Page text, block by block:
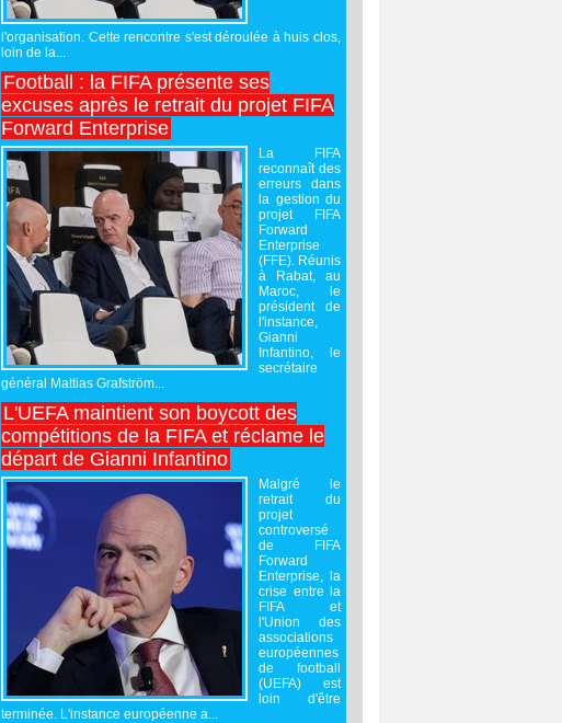
l'organisation. Cette rencontre s'est déroulée à huis clos,
loin de la...
Football : la FIFA présente ses
excuses après le retrait du projet FIFA
Forward Enterprise
La FIFA
reconnaît des
erreurs dans
la gestion du
projet FIFA
Forward
Enterprise
(FFE). Réunis
à Rabat, au
Maroc, le
président de
l'instance,
Gianni
Infantino, le
secrétaire
général Mattias Grafström...
L'UEFA maintient son boycott des
compétitions de la FIFA et réclame le
départ de Gianni Infantino
Malgré le
retrait du
projet
controversé
de FIFA
Forward
Enterprise, la
crise entre la
FIFA et
l'Union des
associations
européennes
de football
(UEFA) est
loin d'être
terminée. L'instance européenne a...